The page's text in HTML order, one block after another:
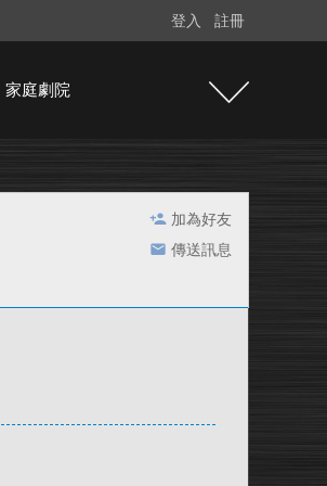
登入 註冊
家庭劇院
加為好友
傳送訊息